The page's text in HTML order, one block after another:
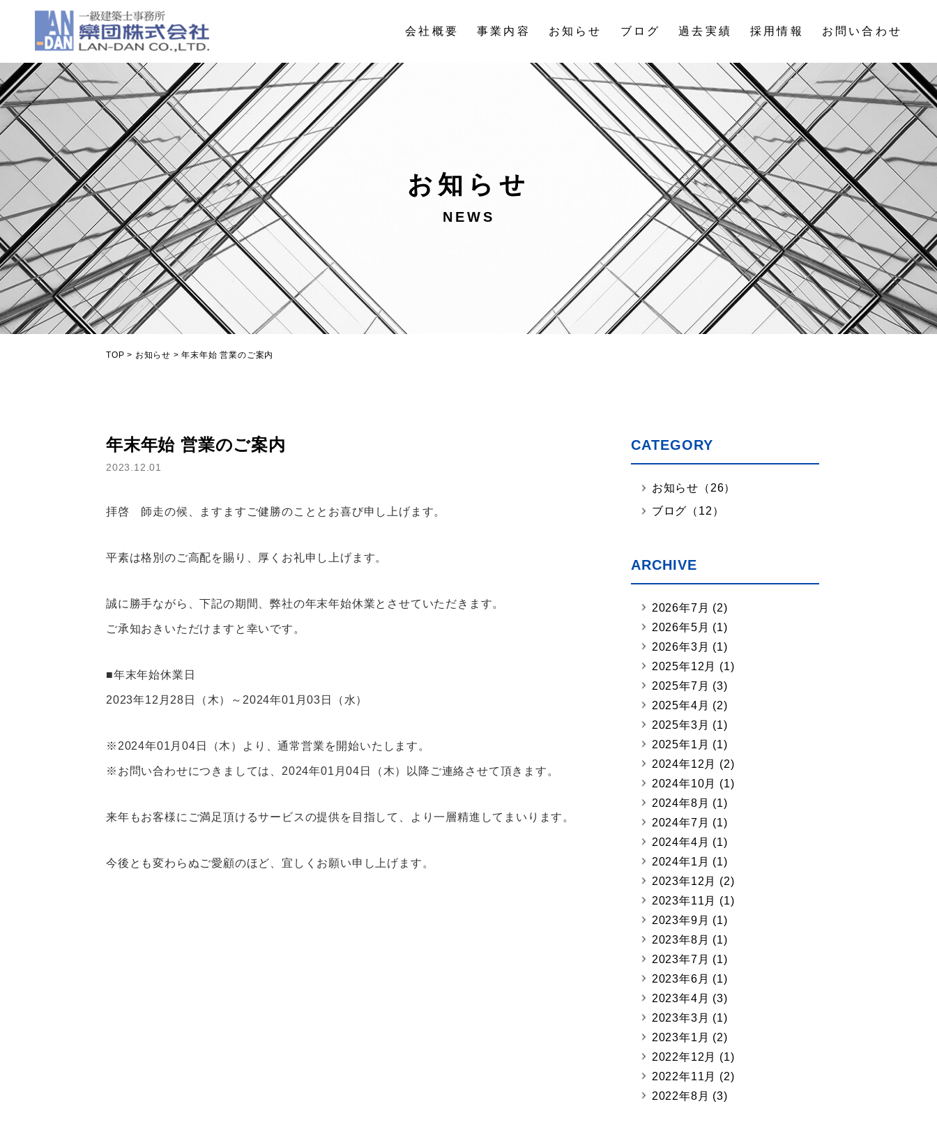
会社概要 事業内容 お知らせ ブログ 過去実績 採用情報 お問い合わせ
お知らせ
NEWS
TOP > お知らせ >年末年始 営業のご案内
年末年始 営業のご案内
2023.12.01
拝啓 師走の候、ますますご健勝のこととお喜び申し上げます。
平素は格別のご高配を賜り、厚くお礼申し上げます。
誠に勝手ながら、下記の期間、弊社の年末年始休業とさせていただきます。
ご承知おきいただけますと幸いです。
■年末年始休業日
2023年12月28日（木）～2024年01月03日（水）
※2024年01月04日（木）より、通常営業を開始いたします。
※お問い合わせにつきましては、2024年01月04日（木）以降ご連絡させて頂きます。
来年もお客様にご満足頂けるサービスの提供を目指して、より一層精進してまいります。
今後とも変わらぬご愛顧のほど、宜しくお願い申し上げます。
CATEGORY
お知らせ（26）
ブログ（12）
ARCHIVE
2026年7月 (2)
2026年5月 (1)
2026年3月 (1)
2025年12月
(1)
2025年7月 (3)
2025年4月 (2)
2025年3月 (1)
2025年1月 (1)
2024年12月
(2)
2024年10月
(1)
2024年8月 (1)
2024年7月 (1)
2024年4月 (1)
2024年1月 (1)
2023年12月
(2)
2023年11月
(1)
2023年9月 (1)
2023年8月 (1)
2023年7月 (1)
2023年6月 (1)
2023年4月 (3)
2023年3月 (1)
2023年1月 (2)
2022年12月
(1)
2022年11月
(2)
2022年8月 (3)